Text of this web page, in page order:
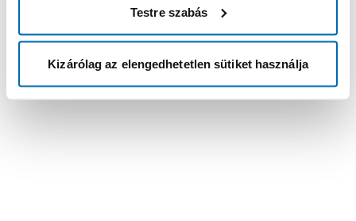
Testre szabás
Kizárólag az elengedhetetlen sütiket használja